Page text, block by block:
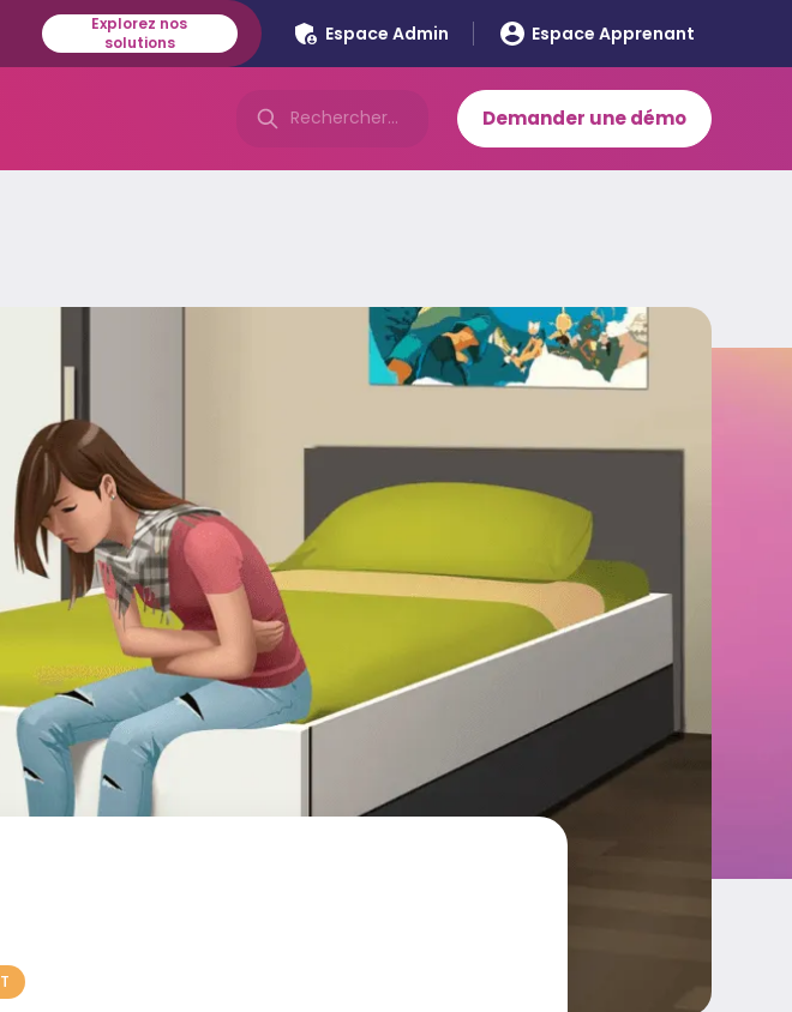
Explorez nos
solutions
Espace Admin Espace Apprenant
Demander une démo